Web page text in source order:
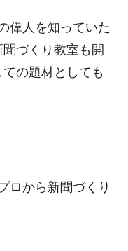
偉人を知っていた
づくり教室も開
の題材としても
ロから新聞づくり